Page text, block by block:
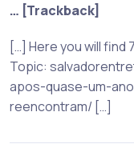
… [Trackback]
[…] Here you will find
Topic:
apos-quase-um-
reencontram/ […]